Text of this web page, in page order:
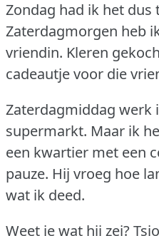
Zondag had ik het dus
Zaterdagmorgen heb
vriendin. Kleren
cadeautje voor die
Zaterdagmiddag werk
supermarkt. Maar ik
een kwartier met een
pauze. Hij vroeg hoe
wat ik deed.
Weet je wat hij zei?